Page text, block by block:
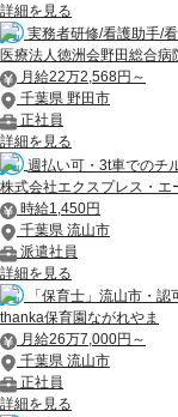
詳細を見る
実務者研修/看護助手/
医療法人徳洲会野田総合病
月給22万2,568円～
千葉県 野田市
正社員
詳細を見る
週払い可・3t車でのチ
株式会社エクスプレス・エ
時給1,450円
千葉県 流山市
派遣社員
詳細を見る
「保育士」流山市・認
thanka保育園ながれやま
月給26万7,000円～
千葉県 流山市
正社員
詳細を見る